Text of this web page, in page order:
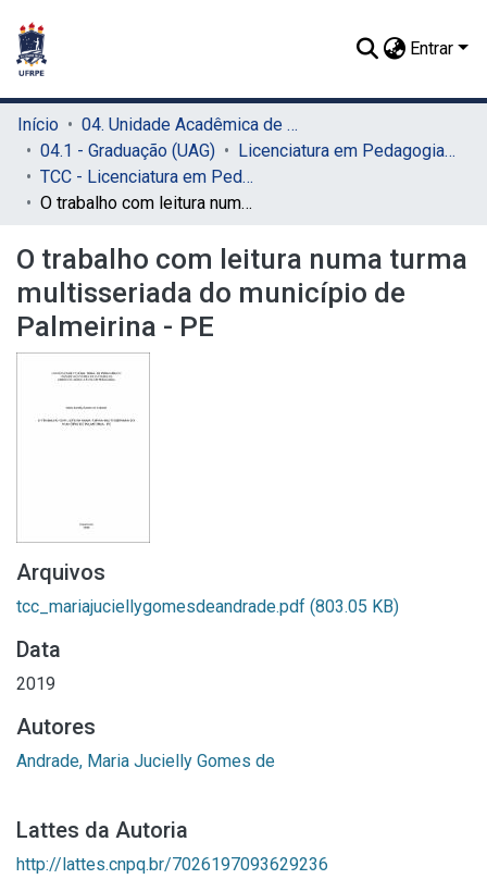
Entrar
Início
04. Unidade Acadêmica de Garanhuns (UAG)
04.1 - Graduação (UAG)
Licenciatura em Pedagogia (UAG)
TCC - Licenciatura em Pedagogia (UAG)
O trabalho com leitura numa turma multisseriada do município de Palmeirina - PE
O trabalho com leitura numa turma
multisseriada do município de
Palmeirina - PE
Arquivos
tcc_mariajuciellygomesdeandrade.pdf (803.05 KB)
Data
2019
Autores
Andrade, Maria Jucielly Gomes de
Lattes da Autoria
http://lattes.cnpq.br/7026197093629236